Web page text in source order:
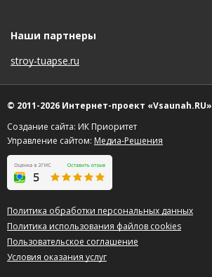
Наши партнеры
stroy-tuapse.ru
© 2011-2026 Интернет-проект «Vsaunah.RU»
Создание сайта: ИК Приоритет
Управление сайтом: Медиа-Решения
Политика обработки персональных данных
Политика использования файлов cookies
Пользовательское соглашение
Условия оказания услуг